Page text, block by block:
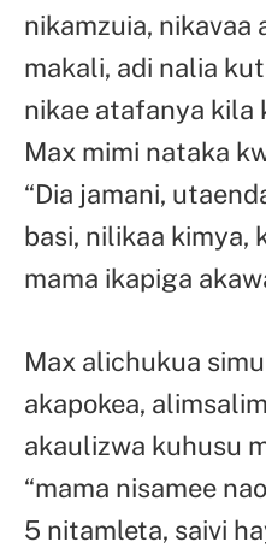
nikamzuia, nikavaa
makali, adi nalia
nikae atafanya kila
Max mimi nataka
“Dia jamani,
basi, nilikaa kimya,
mama ikapiga
Max alichukua
akapokea,
akaulizwa kuhusu
“mama nisamee
5 nitamleta, saivi